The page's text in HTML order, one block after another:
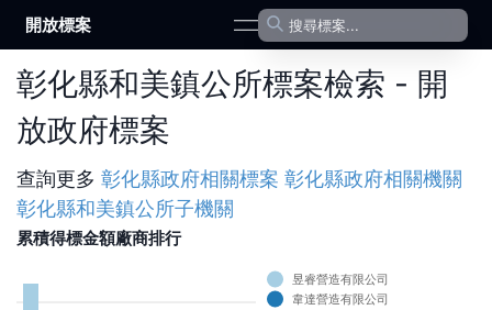
開放標案 open navigation menu
彰化縣和美鎮公所標案檢索 - 開
放政府標案
查詢更多 彰化縣政府相關標案 彰化縣政府相關機關
彰化縣和美鎮公所子機關
累積得標金額廠商排行
昱睿營造有限公司
韋達營造有限公司